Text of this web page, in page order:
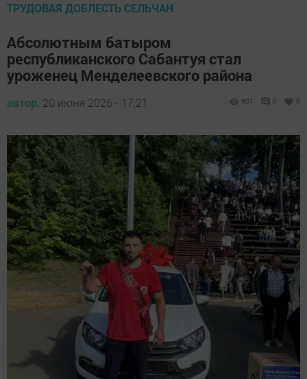
ТРУДОВАЯ ДОБЛЕСТЬ СЕЛЬЧАН
Абсолютным батыром
республиканского Сабантуя стал
уроженец Менделеевского района
автор, 20 июня 2026 - 17:21 601 0 0